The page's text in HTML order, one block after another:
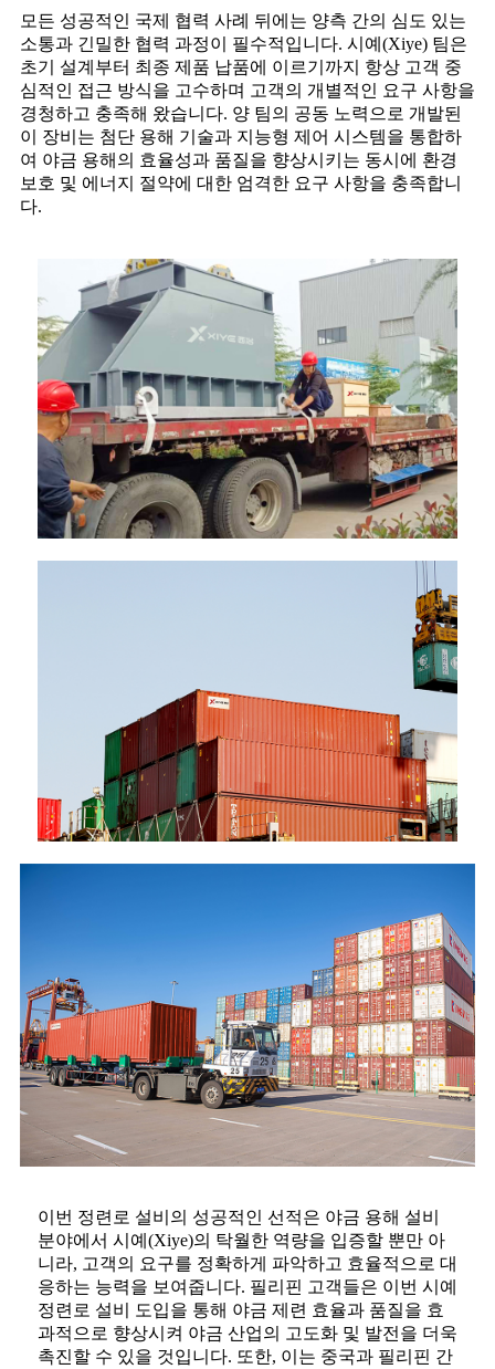
모든 성공적인 국제 협력 사례 뒤에는 양측 간의 심도 있는
소통과 긴밀한 협력 과정이 필수적입니다. 시예(Xiye) 팀은
초기 설계부터 최종 제품 납품에 이르기까지 항상 고객 중
심적인 접근 방식을 고수하며 고객의 개별적인 요구 사항을
경청하고 충족해 왔습니다. 양 팀의 공동 노력으로 개발된
이 장비는 첨단 용해 기술과 지능형 제어 시스템을 통합하
여 야금 용해의 효율성과 품질을 향상시키는 동시에 환경
보호 및 에너지 절약에 대한 엄격한 요구 사항을 충족합니
다.
이번 정련로 설비의 성공적인 선적은 야금 용해 설비
분야에서 시예(Xiye)의 탁월한 역량을 입증할 뿐만 아
니라, 고객의 요구를 정확하게 파악하고 효율적으로 대
응하는 능력을 보여줍니다. 필리핀 고객들은 이번 시예
정련로 설비 도입을 통해 야금 제련 효율과 품질을 효
과적으로 향상시켜 야금 산업의 고도화 및 발전을 더욱
촉진할 수 있을 것입니다. 또한, 이는 중국과 필리핀 간